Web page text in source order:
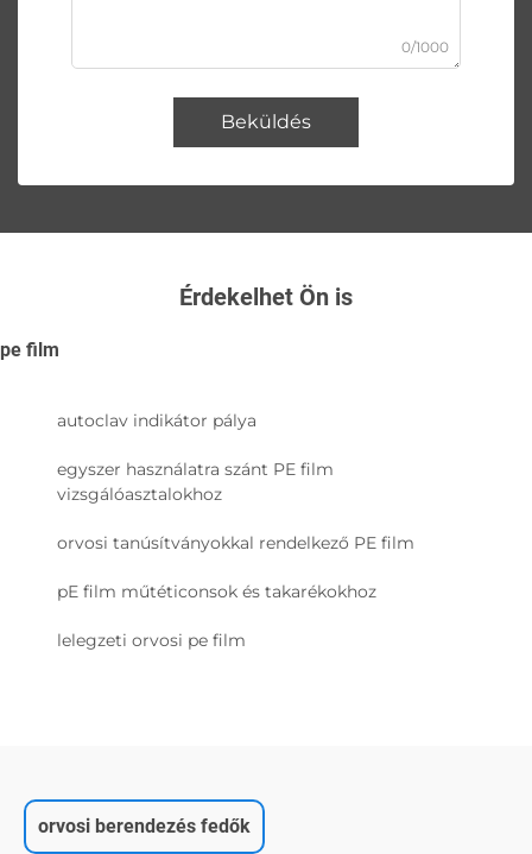
0/1000
Beküldés
Érdekelhet Ön is
pe film
autoclav indikátor pálya
egyszer használatra szánt PE film
vizsgálóasztalokhoz
orvosi tanúsítványokkal rendelkező PE film
pE film műtéticonsok és takarékokhoz
lelegzeti orvosi pe film
orvosi berendezés fedők